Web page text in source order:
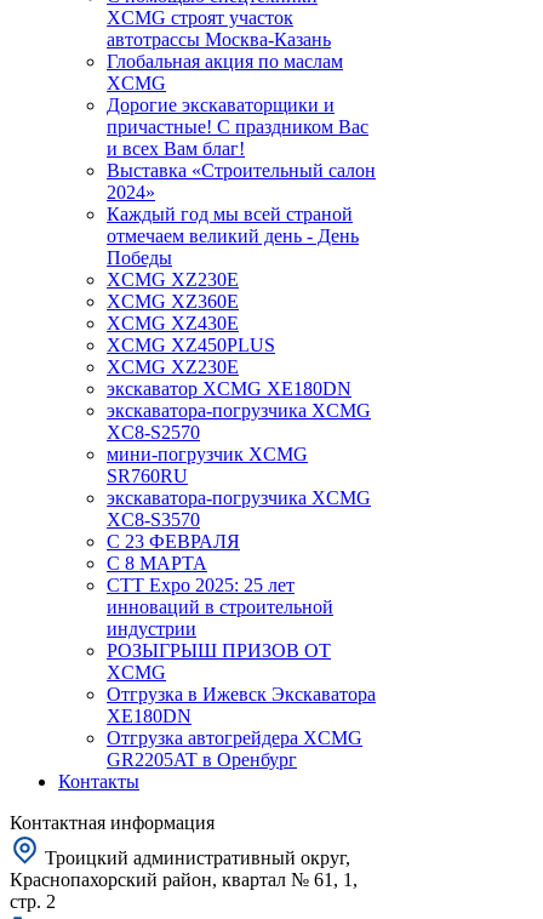
XCMG строят участок
автотрассы Москва-Казань
Глобальная акция по маслам
XCMG
Дорогие экскаваторщики и
причастные! С праздником Вас
и всех Вам благ!
Выставка «Строительный салон
2024»
Каждый год мы всей страной
отмечаем великий день - День
Победы
XCMG XZ230E
XCMG XZ360E
XCMG XZ430E
XCMG XZ450PLUS
XCMG XZ230E
экскаватор XCMG XE180DN
экскаватора-погрузчика XCMG
XC8-S2570
мини-погрузчик XCMG
SR760RU
экскаватора-погрузчика XCMG
XC8-S3570
С 23 ФЕВРАЛЯ
С 8 МАРТА
CTT Expo 2025: 25 лет
инноваций в строительной
индустрии
РОЗЫГРЫШ ПРИЗОВ ОТ
XCMG
Отгрузка в Ижевск Экскаватора
XE180DN
Отгрузка автогрейдера XCMG
GR2205AT в Оренбург
Контакты
Контактная информация
Троицкий административный округ,
Краснопахорский район, квартал № 61, 1,
стр. 2